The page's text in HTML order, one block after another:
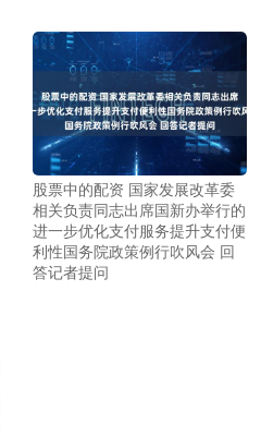
股票中的配资 国家发展改革委
相关负责同志出席国新办举行的
进一步优化支付服务提升支付便
利性国务院政策例行吹风会 回
答记者提问